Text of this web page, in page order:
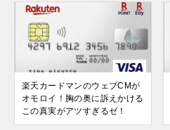
楽天カードマンのウェブCMが
オモロイ！胸の奥に訴えかける
この真実がアツすぎるゼ！